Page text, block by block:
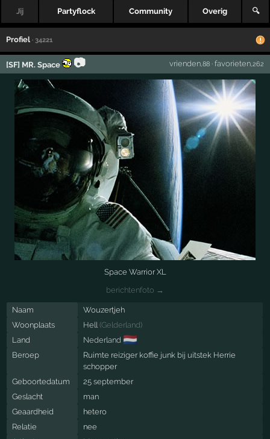
Jij Partyflock Community Overig 🔍
Profiel · 34221
[SF] MR. Space 📷 vrienden,88· favorieten,262
Space Warrior XL
berichtenfoto →
Naam
Wouzertjeh
Woonplaats
Hell (Gelderland)
Land
Nederland 🇳🇱
Beroep
Ruimte reiziger koffie junk bij uitstek Herrie
schopper
Geboortedatum
25 september
Geslacht
man
Geaardheid
hetero
Relatie
nee